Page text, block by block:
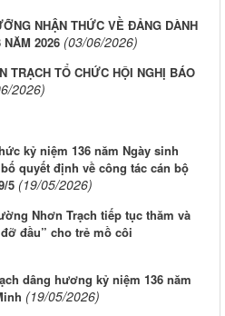
NHẬN THỨC VỀ ĐẢNG DÀNH
2026 (03/06/2026)
TRẠCH TỔ CHỨC HỘI NGHỊ BÁO
2026)
kỷ niệm 136 năm Ngày sinh
quyết định về công tác cán bộ
5 (19/05/2026)
Nhơn Trạch tiếp tục thăm và
đầu” cho trẻ mồ côi
dâng hương kỷ niệm 136 năm
(19/05/2026)